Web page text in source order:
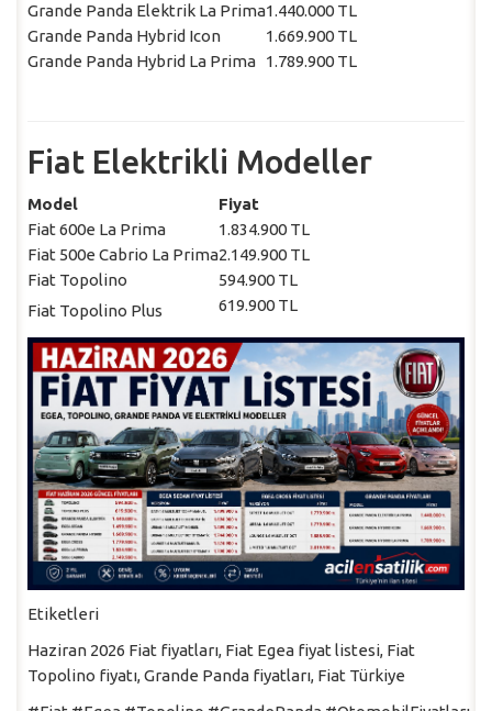
Grande Panda Elektrik La Prima1.440.000 TL
Grande Panda Hybrid Icon
1.669.900 TL
Grande Panda Hybrid La Prima 1.789.900 TL
Fiat Elektrikli Modeller
Model
Fiyat
Fiat 600e La Prima
1.834.900 TL
Fiat 500e Cabrio La Prima2.149.900 TL
Fiat Topolino
594.900 TL
Fiat Topolino Plus
619.900 TL
Etiketleri
Haziran 2026 Fiat fiyatları, Fiat Egea fiyat listesi, Fiat
Topolino fiyatı, Grande Panda fiyatları, Fiat Türkiye